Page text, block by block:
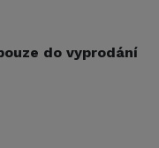
do vyprodání